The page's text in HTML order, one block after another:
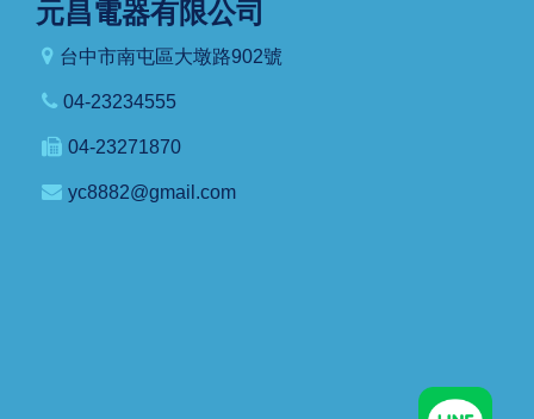
元昌電器有限公司
台中市南屯區大墩路902號
04-23234555
04-23271870
yc8882@gmail.com